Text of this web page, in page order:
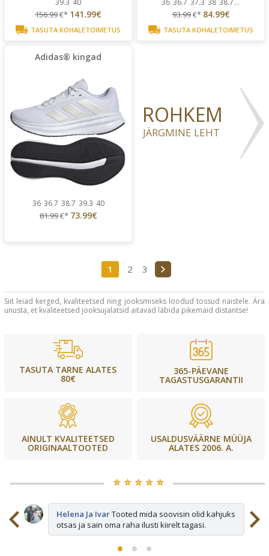
39.3 40
156.99€* 141.99€
TASUTA KOHALETOIMETUS
36 36.7 37.3 38 38.7...
93.99€* 84.99€
TASUTA KOHALETOIMETUS
Adidas® kingad
36 36.7 38.7 39.3 40
81.99€* 73.99€
ROHKEM
JÄRGMINE LEHT
1 2 3
Siit leiad kerged, kvaliteetsed ning jooksmiseks loodud tossud naistele. Ära
unusta, et kvaliteetsed jooksujalatsid aitavad läbida pikemaid distantse!
TASUTA TARNE ALATES
80€
365-PÄEVANE
TAGASTUSGARANTII
AINULT KVALITEETSED
ORIGINAALTOOTED
USALDUSVÄÄRNE MÜÜJA
ALATES 2006. A.
⭐️ ⭐️ ⭐️ ⭐️ ⭐️
Helena Ja IvarTooted mida soovisin olid kahjuks
otsas ja sain oma raha ilusti kiirelt tagasi.